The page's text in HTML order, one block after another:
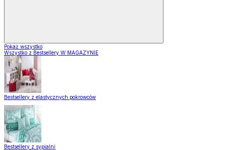
Pokaż wszystko
Wszystko z Bestsellery W MAGAZYNIE
Bestsellery z elastycznych pokrowców
Bestsellery z sypialni